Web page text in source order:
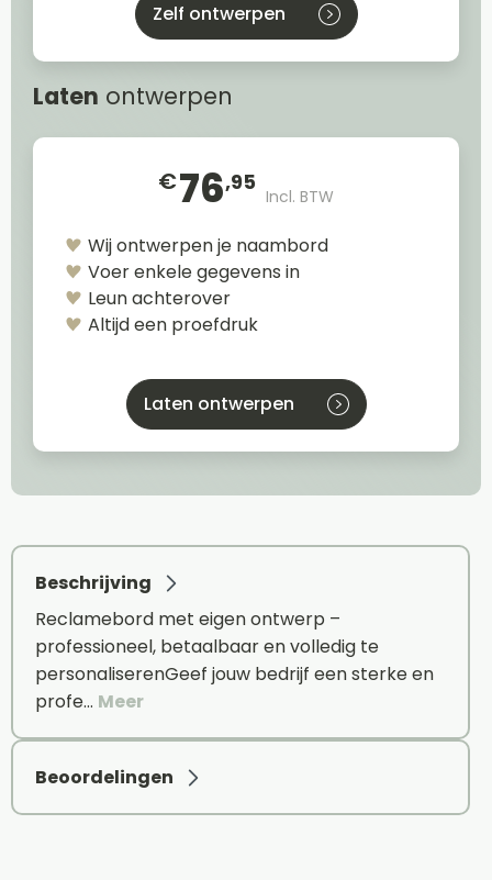
Zelf ontwerpen
Laten ontwerpen
€76,95
Incl. BTW
Wij ontwerpen je naambord
Voer enkele gegevens in
Leun achterover
Altijd een proefdruk
Laten ontwerpen
Beschrijving
Reclamebord met eigen ontwerp –
professioneel, betaalbaar en volledig te
personaliserenGeef jouw bedrijf een sterke en
profe… Meer
Beoordelingen